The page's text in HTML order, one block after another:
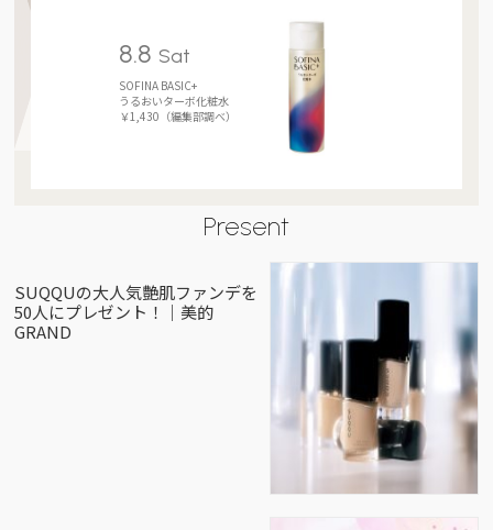
8.8 Sat
SOFINA BASIC+
うるおいターボ化粧水
￥1,430（編集部調べ）
Present
SUQQUの大人気艶肌ファンデを
50人にプレゼント！｜美的
GRAND